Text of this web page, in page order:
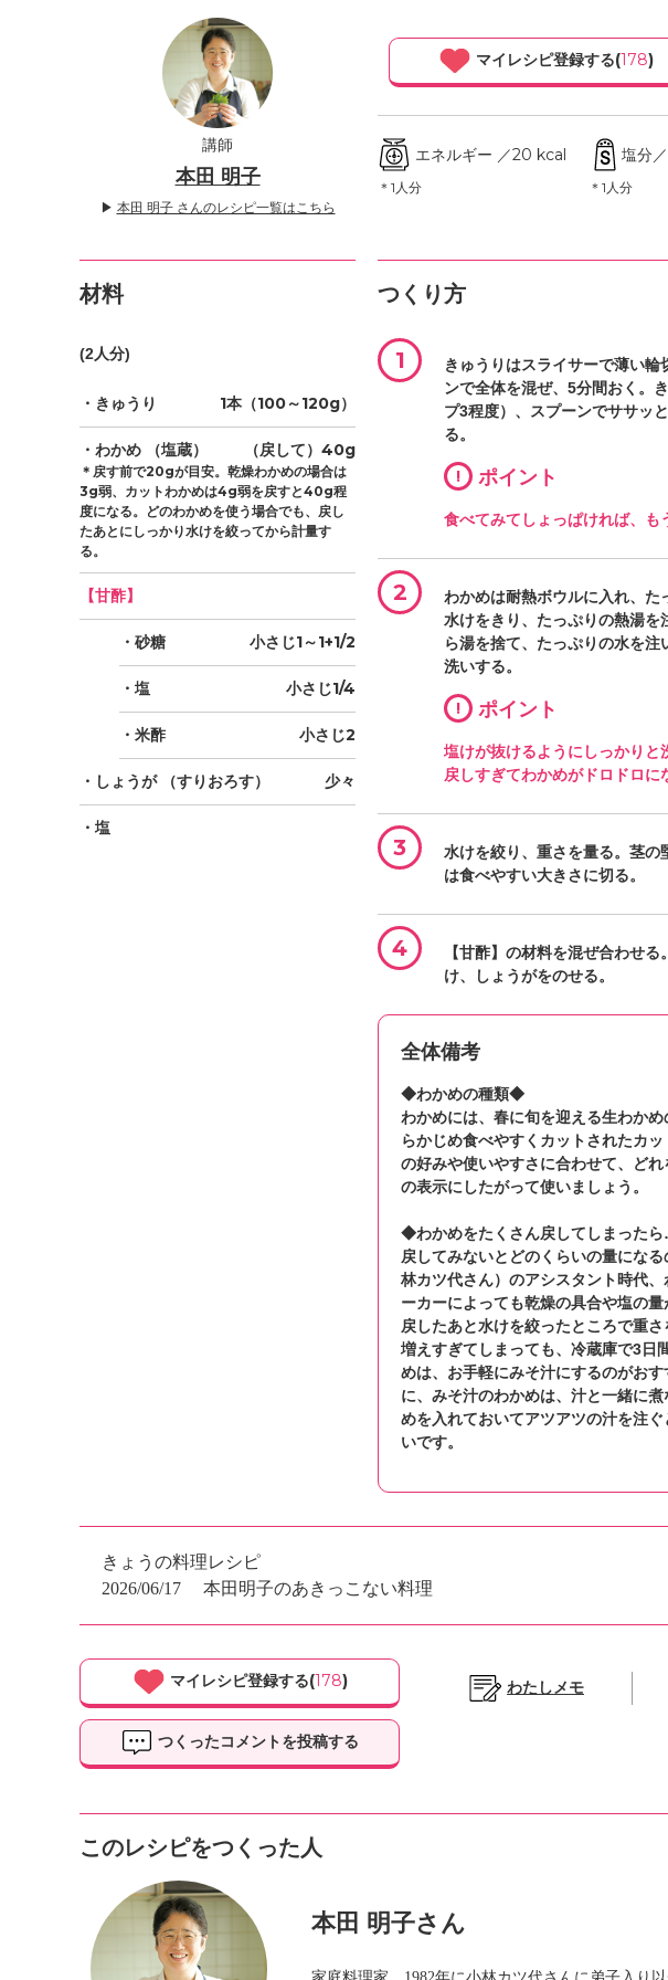
講師
本田 明子
▶ 本田 明子 さんのレシピ一覧はこちら
マイレシピ登録する(178)
エネルギー ／20 kcal
＊1人分
塩分
＊1人分
材料
(2人分)
・きゅうり 1本（100～120g）
・わかめ （塩蔵） （戻して）40g
＊戻す前で20gが目安。乾燥わかめの場合は
3g弱、カットわかめは4g弱を戻すと40g程
度になる。どのわかめを使う場合でも、戻し
たあとにしっかり水けを絞ってから計量す
る。
【甘酢】
・砂糖 小さじ1～1+1/2
・塩 小さじ1/4
・米酢 小さじ2
・しょうが（すりおろす） 少々
・塩
つくり方
1
きゅうりはスライサーで薄い
ンで全体を混ぜ、5分間おく。
プ3程度）、スプーンでササッ
る。
! ポイント
食べてみてしょっぱければ、も
2
わかめは耐熱ボウルに入れ、た
水けをきり、たっぷりの熱湯を
ら湯を捨て、たっぷりの水を
洗いする。
! ポイント
塩けが抜けるようにしっかりと
戻しすぎてわかめがドロドロに
3
水けを絞り、重さを量る。茎
は食べやすい大きさに切る。
4
【甘酢】の材料を混ぜ合わせ
け、しょうがをのせる。
全体備考
◆わかめの種類◆
わかめには、春に旬を迎える生わか
らかじめ食べやすくカットされたカ
の好みや使いやすさに合わせて、ど
の表示にしたがって使いましょう。
◆わかめをたくさん戻してしまっ
戻してみないとどのくらいの量にな
林カツ代さん）のアシスタント時代
ーカーによっても乾燥の具合や塩の
戻したあと水けを絞ったところで重さ
増えすぎてしまっても、冷蔵庫で3日
めは、お手軽にみそ汁にするのがお
に、みそ汁のわかめは、汁と一緒に
めを入れておいてアツアツの汁を注
いです。
きょうの料理レシピ
2026/06/17
本田明子のあきっこない料理
マイレシピ登録する(178)
つくったコメントを投稿する
わたしメモ
このレシピをつくった人
本田 明子さん